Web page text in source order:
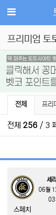
메뉴
프리미엄 토
Previous
프리미엄
전체 프리
전체 256 / 3
스페치
세
06월